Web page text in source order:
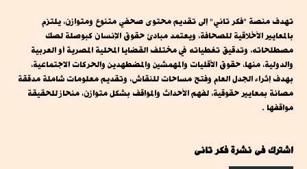
تهدف منصة "فكر تاني" إلى تقديم محتوى صحفي متنوع ومتوازن، يلتزم
بالمعايير الأخلاقية للصحافة، ويعتمد مبادئ حقوق الإنسان كبوصلة لصك
مصطلحاته، وتدقيق تغطياته في مختلف القضايا المحلية المصرية أو العربية
والدولية، منها، حقوق الأقليات والمهمشين والمضطهدين والحركات الاجتماعية،
بهدف إثراء الجدل العام وفتح مساحات للنقاش، وتقديم معلومات شاملة مدققة
مصانة بمعايير حقوقية، لفهم الأحداث والمواقف بشكل متوازن، منحاز للحقيقة
مواقفها .
اشترك فى نشرة فكر تانى